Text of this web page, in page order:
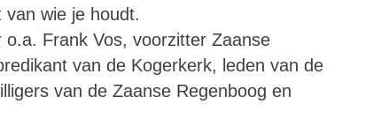
van wie je houdt.
Frank Vos, voorzitter Zaanse
van de Kogerkerk, leden van de
van de Zaanse Regenboog en